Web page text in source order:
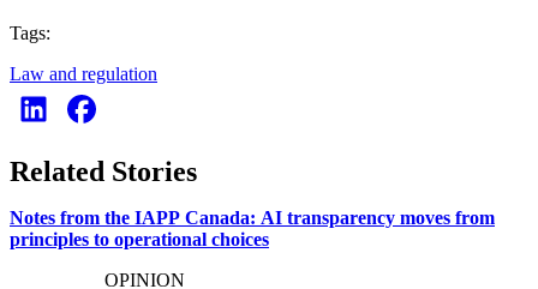
Tags:
Law and regulation
Related Stories
Notes from the IAPP Canada: AI transparency moves from
principles to operational choices
OPINION